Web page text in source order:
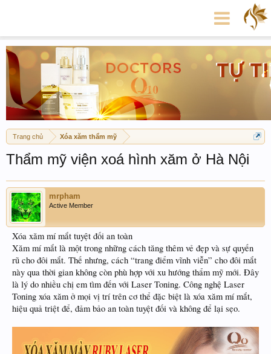
Trang chủ Xóa xăm thẩm mỹ
Thẩm mỹ viện xoá hình xăm ở Hà Nội
mrpham
Active Member
Xóa xăm mí mắt tuyệt đối an toàn
Xăm mí mắt là một trong những cách tăng thêm vẻ đẹp và sự quyến
rũ cho đôi mắt. Thế nhưng, cách “trang điểm vĩnh viễn” cho đôi mắt
này qua thời gian không còn phù hợp với xu hướng thẩm mỹ mới. Đây
là lý do nhiều chị em tìm đến với Laser Toning. Công nghệ Laser
Toning xóa xăm ở mọi vị trí trên cơ thể đặc biệt là xóa xăm mí mắt,
hiệu quả triệt để, đảm bảo an toàn tuyệt đối và không để lại sẹo.